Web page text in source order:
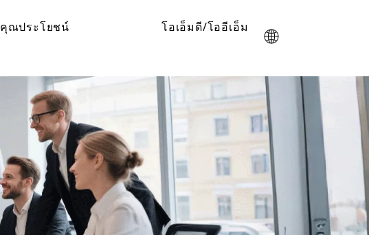
คุณประโยชน์
โอเอ็มดี/โออีเอ็ม